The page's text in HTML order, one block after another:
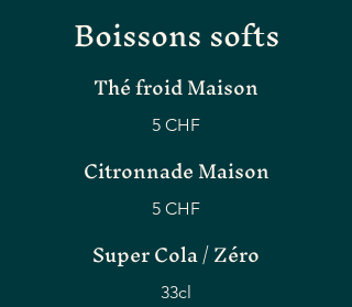
Boissons softs
Thé froid Maison
5 CHF
Citronnade Maison
5 CHF
Super Cola / Zéro
33cl